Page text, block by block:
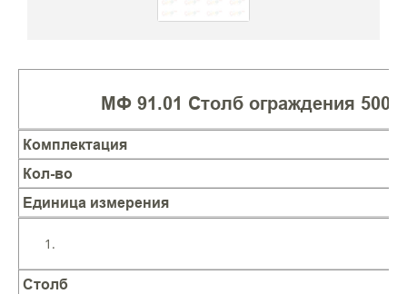
МФ 91.01 Столб ограждения 500
Комплектация
Кол-во
Единица измерения
Столб